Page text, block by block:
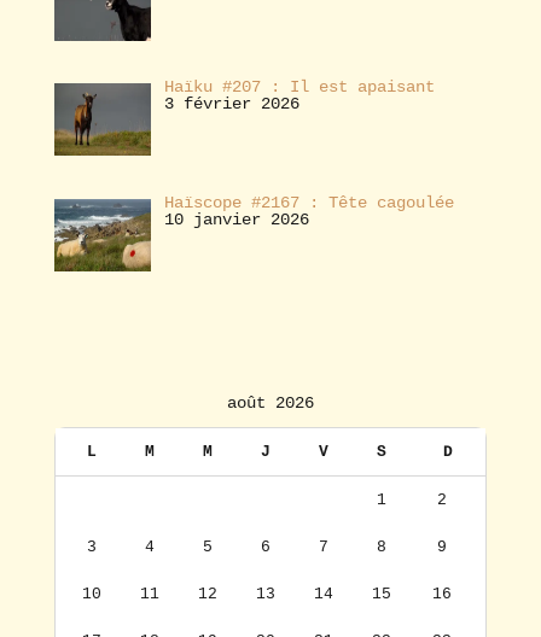
Haïku #207 : Il est apaisant
3 février 2026
Haïscope #2167 : Tête cagoulée
10 janvier 2026
août 2026
L M M J V S D
1 2
3 4 5 6 7 8 9
10 11 12 13 14 15 16